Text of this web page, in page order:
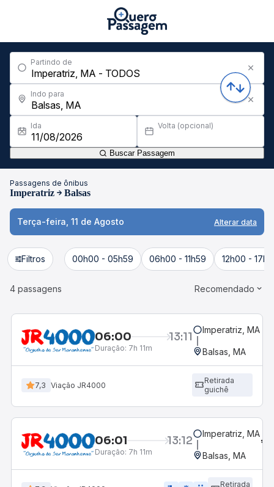
Partindo de
Indo para
Ida Volta (opcional)
Buscar Passagem
Passagens de ônibus
Imperatriz Balsas
Terça-feira, 11 de Agosto Alterar data
Filtros 00h00 - 05h59 06h00 - 11h59 12h00 -
4 passagens Recomendado
06:00 13:11
Duração: 7h 11m
Imperatriz, MA
Balsas, MA
7,3 Viação JR4000
Retirada
guichê
06:01 13:12
Duração: 7h 11m
Imperatriz, MA
Balsas, MA
Retirada